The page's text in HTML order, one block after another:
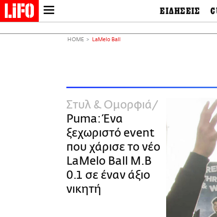
NEWSLETTER
ΑΜΠΑ
PRINT
ΕΙΔΗΣΕΙΣ
Science
European Lifo
&
HOME LaMelo Ball
Στυλ & Ομορφιά
Puma: Ένα
ξεχωριστό event
που χάρισε το νέο
LaMelo Ball M.B
0.1 σε έναν άξιο
νικητή